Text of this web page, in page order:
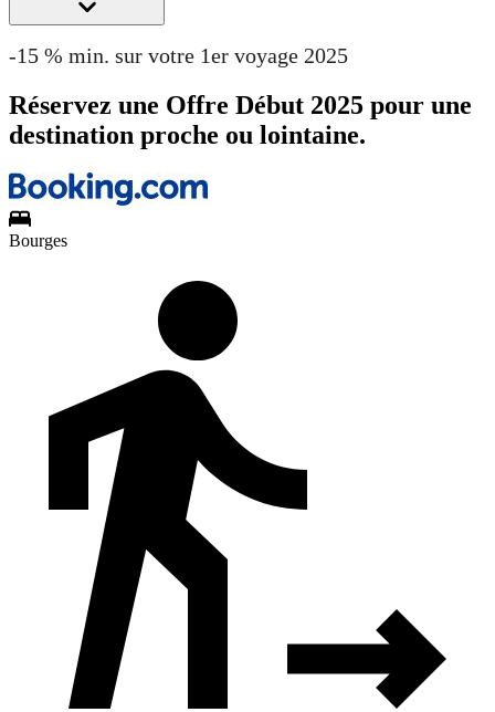
-15 % min. sur votre 1er voyage 2025
Réservez une Offre Début 2025 pour une
destination proche ou lointaine.
Bourges